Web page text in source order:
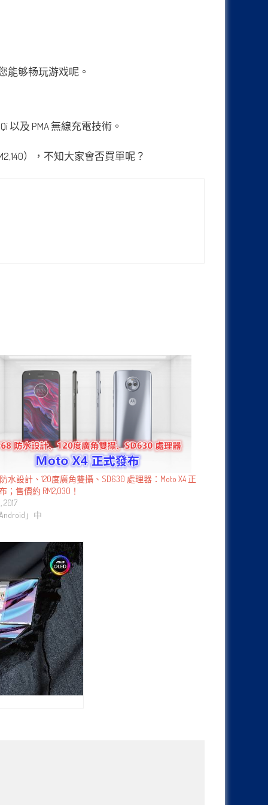
能够畅玩游戏呢。
以及 PMA 無線充電技術。
），不知大家會否買單呢？
水設計、120度廣角雙攝、SD630 處理器：Moto X4 正
；售價約 RM2,030！
2017
」中